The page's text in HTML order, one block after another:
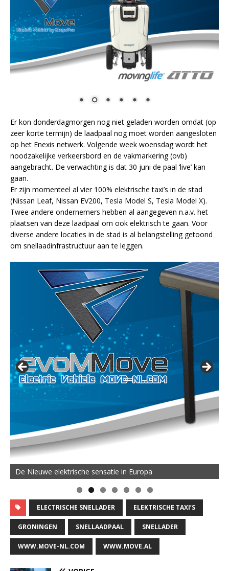
Er kon donderdagmorgen nog niet geladen worden omdat (op
zeer korte termijn) de laadpaal nog moet worden aangesloten
op het Enexis netwerk. Volgende week woensdag wordt het
noodzakelijke verkeersbord en de vakmarkering (ovb)
aangebracht. De verwachting is dat 30 juni de paal ‘live’ kan
gaan.
Er zijn momenteel al vier 100% elektrische taxi’s in de stad
(Nissan Leaf, Nissan EV200, Tesla Model S, Tesla Model X).
Twee andere ondernemers hebben al aangegeven n.a.v. het
plaatsen van deze laadpaal om ook elektrisch te gaan. Voor
diverse andere locaties in de stad is al belangstelling getoond
om snellaadinfrastructuur aan te leggen.
De Nieuwe elektrische sensatie in Europa
ELECTRISCHE SNELLADER ELEKTRISCHE TAXI’S
GRONINGEN SNELLAADPAAL SNELLADER
WWW.MOVE-NL.COM WWW.MOVE.AL